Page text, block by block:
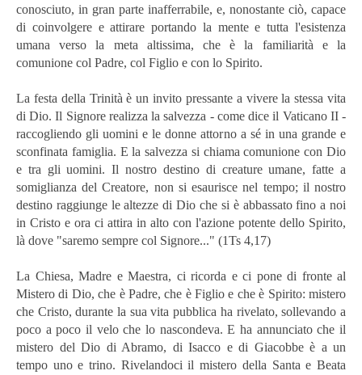
conosciuto, in gran parte inafferrabile, e, nonostante ciò, capace
di coinvolgere e attirare portando la mente e tutta l'esistenza
umana verso la meta altissima, che è la familiarità e la
comunione col Padre, col Figlio e con lo Spirito.
La festa della Trinità è un invito pressante a vivere la stessa vita
di Dio. Il Signore realizza la salvezza - come dice il Vaticano II -
raccogliendo gli uomini e le donne attorno a sé in una grande e
sconfinata famiglia. E la salvezza si chiama comunione con Dio
e tra gli uomini. Il nostro destino di creature umane, fatte a
somiglianza del Creatore, non si esaurisce nel tempo; il nostro
destino raggiunge le altezze di Dio che si è abbassato fino a noi
in Cristo e ora ci attira in alto con l'azione potente dello Spirito,
là dove "saremo sempre col Signore..." (1Ts 4,17)
La Chiesa, Madre e Maestra, ci ricorda e ci pone di fronte al
Mistero di Dio, che è Padre, che è Figlio e che è Spirito: mistero
che Cristo, durante la sua vita pubblica ha rivelato, sollevando a
poco a poco il velo che lo nascondeva. E ha annunciato che il
mistero del Dio di Abramo, di Isacco e di Giacobbe è a un
tempo uno e trino. Rivelandoci il mistero della Santa e Beata